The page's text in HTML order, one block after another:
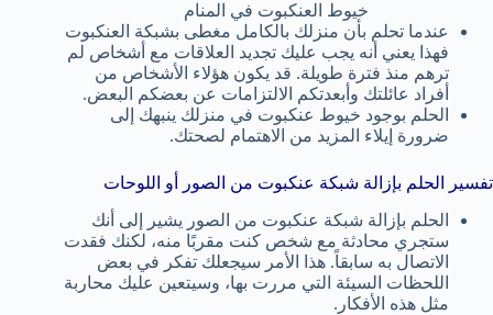
خيوط العنكبوت في المنام
عندما تحلم بأن منزلك بالكامل مغطى بشبكة العنكبوت
فهذا يعني أنه يجب عليك تجديد العلاقات مع أشخاص لم
ترهم منذ فترة طويلة. قد يكون هؤلاء الأشخاص من
أفراد عائلتك وأبعدتكم الالتزامات عن بعضكم البعض.
الحلم بوجود خيوط عنكبوت في منزلك ينبهك إلى
ضرورة إيلاء المزيد من الاهتمام لصحتك.
تفسير الحلم بإزالة شبكة عنكبوت من الصور أو اللوحات
الحلم بإزالة شبكة عنكبوت من الصور يشير إلى أنك
ستجري محادثة مع شخص كنت مقربًا منه، لكنك فقدت
الاتصال به سابقاً. هذا الأمر سيجعلك تفكر في بعض
اللحظات السيئة التي مررت بها، وسيتعين عليك محاربة
مثل هذه الأفكار.